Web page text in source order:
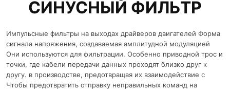
СИНУСНЫЙ ФИЛЬТР
Импульсные фильтры на выходах драйверов двигателей Форма
сигнала напряжения, создаваемая амплитудной модуляцией
Они используются для фильтрации. Особенно приводной трос и
точки, где кабели передачи данных проходят близко друг к
другу. в производстве, предотвращая их взаимодействие с
Чтобы предотвратить отправку неправильных команд на